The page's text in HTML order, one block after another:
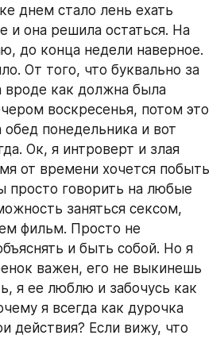
днем стало лень ехать
и она решила остаться. На
до конца недели наверное.
От того, что буквально за
вроде как должна была
воскресенья, потом это
обед понедельника и вот
Ок, я интроверт и злая
от времени хочется побыть
просто говорить на любые
заняться сексом,
фильм. Просто не
и быть собой. Но я
важен, его не выкинешь
я ее люблю и забочусь как
я всегда как дурочка
действия? Если вижу, что